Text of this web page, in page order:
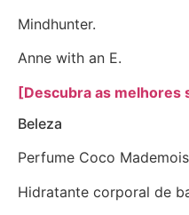
Mindhunter.
Anne with an E.
[Descubra as melhores
Beleza
Perfume Coco
Hidratante corporal de